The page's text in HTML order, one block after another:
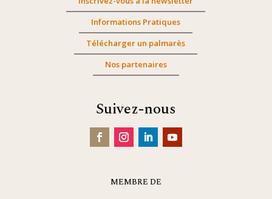
Informations Pratiques
Télécharger un palmarès
Nos partenaires
Suivez-nous
MEMBRE DE